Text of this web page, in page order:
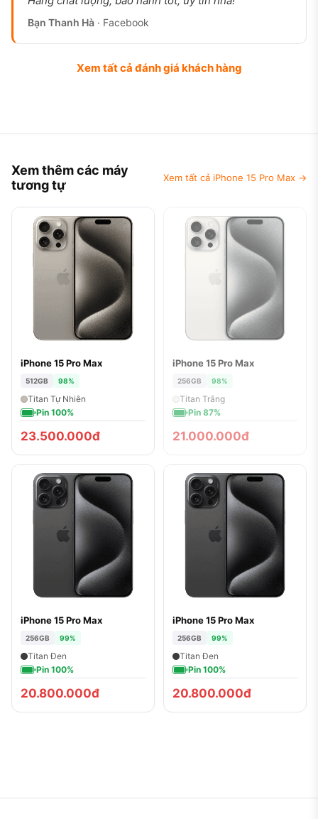
Bạn Thanh Hà · Facebook
Xem tất cả đánh giá khách hàng
Xem thêm các máy
tương tự
Xem tất cả iPhone 15 Pro Max →
iPhone 15 Pro Max
512GB 98%
Titan Tự Nhiên
Pin 100%
23.500.000đ
ĐÃ BÁN
iPhone 15 Pro Max
256GB 98%
Titan Trắng
Pin 87%
21.000.000đ
iPhone 15 Pro Max
256GB 99%
Titan Đen
Pin 100%
20.800.000đ
iPhone 15 Pro Max
256GB 99%
Titan Đen
Pin 100%
20.800.000đ